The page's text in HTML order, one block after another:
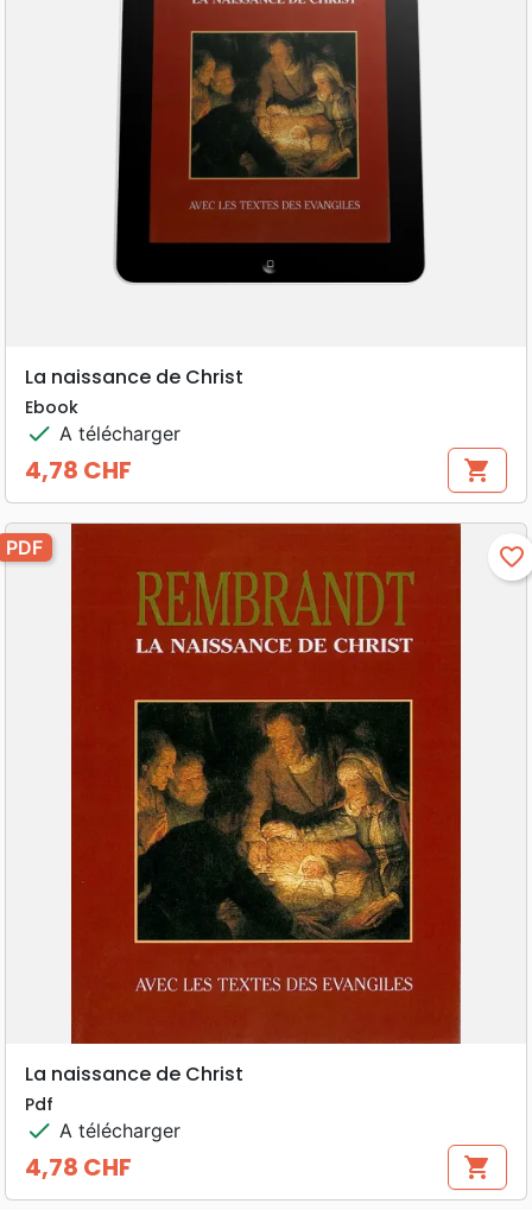
La naissance de Christ
Ebook
check A télécharger
Prix
4,78 CHF shopping_cart
PDF favorite_border
La naissance de Christ
Pdf
check A télécharger
Prix
4,78 CHF shopping_cart